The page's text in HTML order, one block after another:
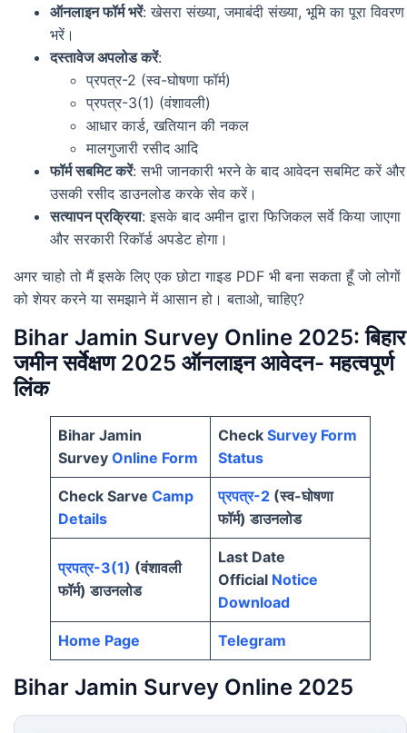
ऑनलाइन फॉर्म भरें: खेसरा संख्या, जमाबंदी संख्या, भूमि का पूरा विवरण
भरें।
दस्तावेज अपलोड करें:
प्रपत्र-2 (स्व-घोषणा फॉर्म)
प्रपत्र-3(1) (वंशावली)
आधार कार्ड, खतियान की नकल
मालगुजारी रसीद आदि
फॉर्म सबमिट करें: सभी जानकारी भरने के बाद आवेदन सबमिट करें और
उसकी रसीद डाउनलोड करके सेव करें।
सत्यापन प्रक्रिया: इसके बाद अमीन द्वारा फिजिकल सर्वे किया जाएगा
और सरकारी रिकॉर्ड अपडेट होगा।
अगर चाहो तो मैं इसके लिए एक छोटा गाइड PDF भी बना सकता हूँ जो लोगों
को शेयर करने या समझाने में आसान हो। बताओ, चाहिए?
Bihar Jamin Survey Online 2025: बिहार
जमीन सर्वेक्षण 2025 ऑनलाइन आवेदन-महत्वपूर्ण
लिंक
Bihar Jamin
Survey Online Form
Check Survey Form
Status
Check Sarve Camp
Details
प्रपत्र-2 (स्व-घोषणा
फॉर्म) डाउनलोड
प्रपत्र-3(1) (वंशावली
फॉर्म) डाउनलोड
Last Date
Official Notice
Download
Home Page Telegram
Bihar Jamin Survey Online 2025